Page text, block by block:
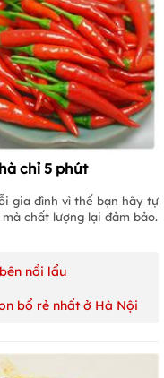
chỉ 5 phút
gia đình vì thế bạn hãy tự
chất lượng lại đảm bảo.
nổi lẩu
bổ rẻ nhất ở Hà Nội